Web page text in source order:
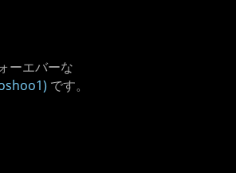
ーエバーな
です。